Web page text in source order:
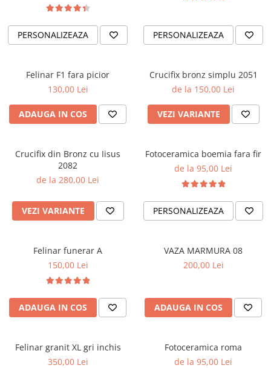
PERSONALIZEAZA PERSONALIZEAZA
Felinar F1 fara picior
130,00 Lei
ADAUGA IN COS
Crucifix bronz simplu 2051
de la 150,00 Lei
VEZI VARIANTE
Crucifix din Bronz cu Iisus
2082
de la 280,00 Lei
VEZI VARIANTE
Fotoceramica boemia fara fir
de la 95,00 Lei
PERSONALIZEAZA
Felinar funerar A
150,00 Lei
ADAUGA IN COS
VAZA MARMURA 08
200,00 Lei
ADAUGA IN COS
Felinar granit XL gri inchis
350,00 Lei
Fotoceramica roma
de la 95,00 Lei